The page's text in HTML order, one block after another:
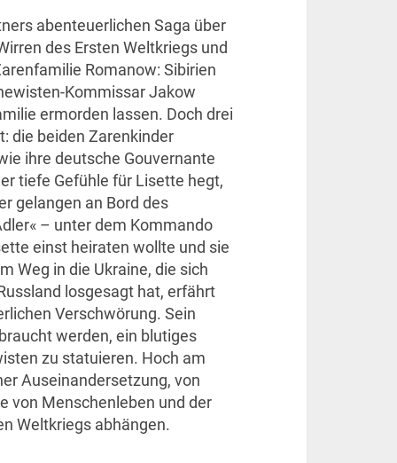
abenteuerlichen Saga über
des Ersten Weltkriegs und
Romanow: Sibirien
Kommissar Jakow
ermorden lassen. Doch drei
die beiden Zarenkinder
ihre deutsche Gouvernante
tiefe Gefühle für Lisette hegt,
gelangen an Bord des
– unter dem Kommando
einst heiraten wollte und sie
Weg in die Ukraine, die sich
losgesagt hat, erfährt
Verschwörung. Sein
werden, ein blutiges
zu statuieren. Hoch am
Auseinandersetzung, von
von Menschenleben und der
Weltkriegs abhängen.